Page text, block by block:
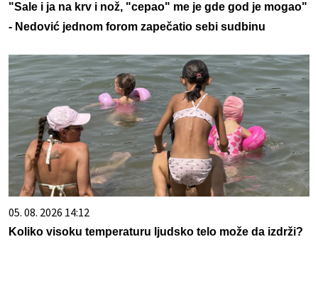
"Sale i ja na krv i nož, "cepao" me je gde god je mogao"
- Nedović jednom forom zapečatio sebi sudbinu
05. 08. 2026 14:12
Koliko visoku temperaturu ljudsko telo može da izdrži?